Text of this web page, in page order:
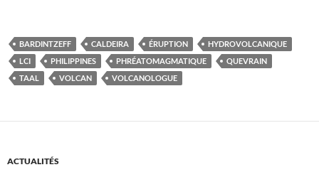
BARDINTZEFF CALDEIRA ÉRUPTION
HYDROVOLCANIQUE
LCI
PHILIPPINES PHRÉATOMAGMATIQUE
QUEVRAIN
TAAL
VOLCAN VOLCANOLOGUE
ACTUALITÉS